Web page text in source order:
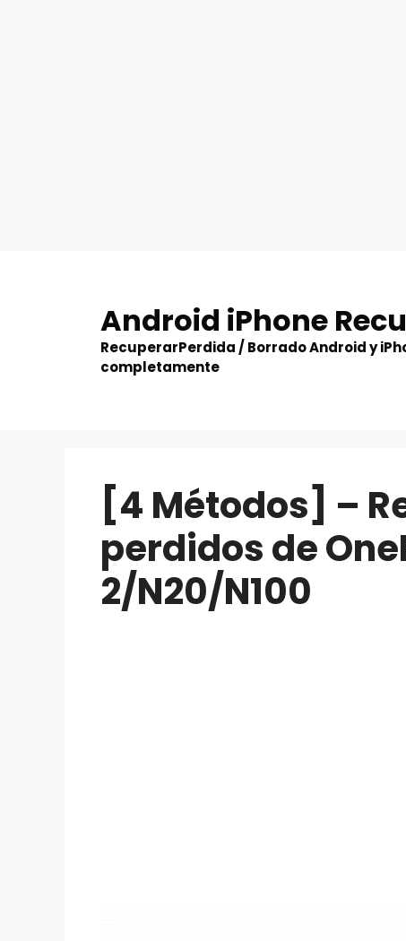
Android iPhone
RecuperarPerdida / Borrado Android y
completamente
[4 Métodos] –
perdidos de
2/N20/N100